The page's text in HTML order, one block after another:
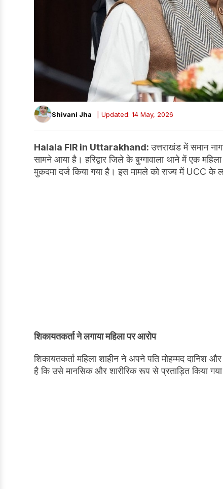
Shivani Jha | Updated: 14 May, 2026
Halala FIR in Uttarakhand:उत्तराखंड में समान
सामने आया है। हरिद्वार जिले के बुग्गावाला थाने में एक
मुकदमा दर्ज किया गया है। इस मामले को राज्य में UCC के
शिकायतकर्ता ने लगाया महिला पर आरोप
शिकायतकर्ता महिला शाहीन ने अपने पति मोहम्मद दानिश
है कि उसे मानसिक और शारीरिक रूप से प्रताड़ित किया